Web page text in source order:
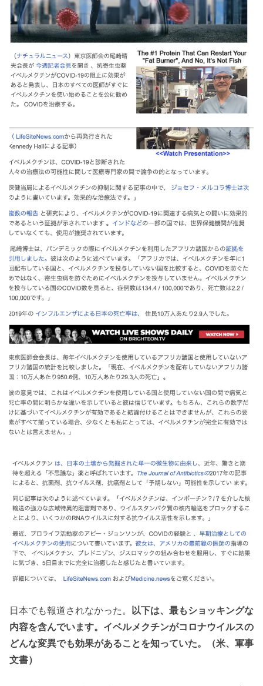
日本でも報道されなかった。
以下は、最もショッキングな
内容を含んでいます。イベルメクチンがコロナウイルスの
どんな変異でも効果があることを知っていた。（米、軍事
文書）